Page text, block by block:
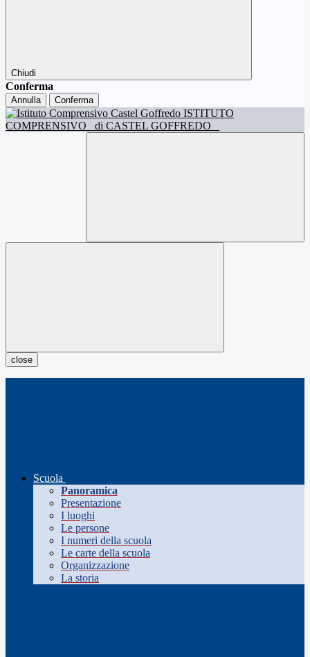
Chiudi
Conferma
Annulla Conferma
ISTITUTO
COMPRENSIVO
di CASTEL GOFFREDO
close
Scuola
Panoramica
Presentazione
I luoghi
Le persone
I numeri della scuola
Le carte della scuola
Organizzazione
La storia